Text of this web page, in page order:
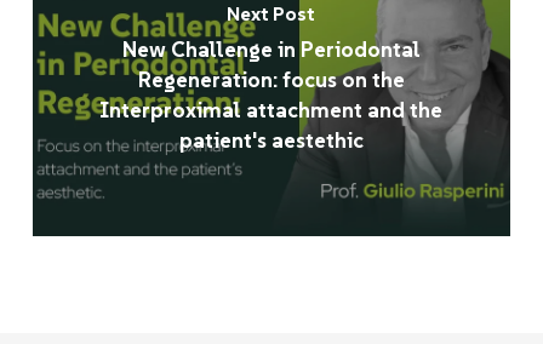
Next Post
New Challenge in Periodontal
Regeneration: focus on the
Interproximal attachment and the
patient's aestethic